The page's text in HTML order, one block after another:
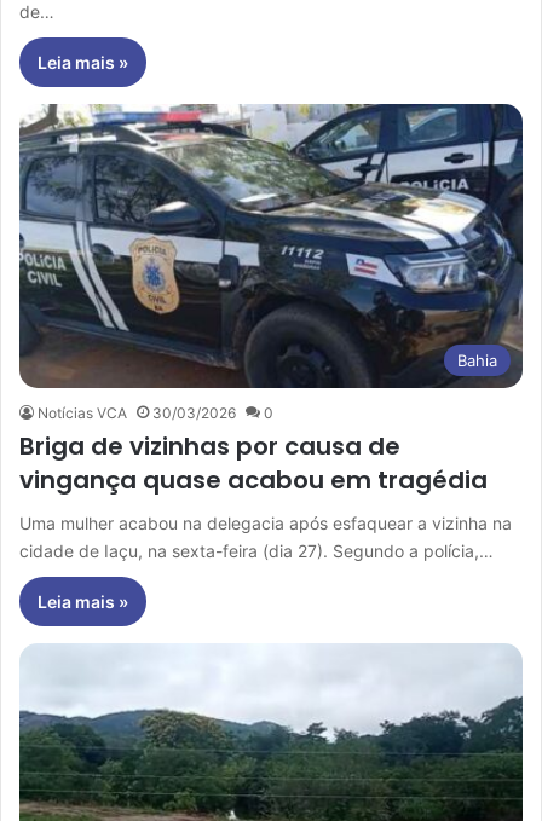
de…
Leia mais »
Bahia
Notícias VCA 30/03/2026 0
Briga de vizinhas por causa de
vingança quase acabou em tragédia
Uma mulher acabou na delegacia após esfaquear a vizinha na
cidade de Iaçu, na sexta-feira (dia 27). Segundo a polícia,…
Leia mais »